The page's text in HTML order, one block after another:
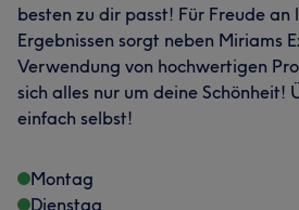
besten zu dir passt! Für Freude
Ergebnissen sorgt neben Miriams
Verwendung von hochwertigen
sich alles nur um deine Schönheit!
einfach selbst!
Montag
Dienstag